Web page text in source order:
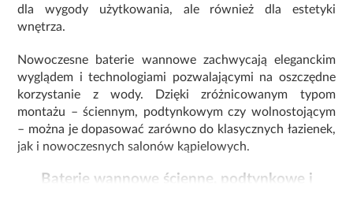
dla wygody użytkowania, ale również dla estetyki
wnętrza.
Nowoczesne baterie wannowe zachwycają eleganckim
wyglądem i technologiami pozwalającymi na oszczędne
korzystanie z wody. Dzięki zróżnicowanym typom
montażu – ściennym, podtynkowym czy wolnostojącym
– można je dopasować zarówno do klasycznych łazienek,
jak i nowoczesnych salonów kąpielowych.
Baterie wannowe ścienne, podtynkowe i